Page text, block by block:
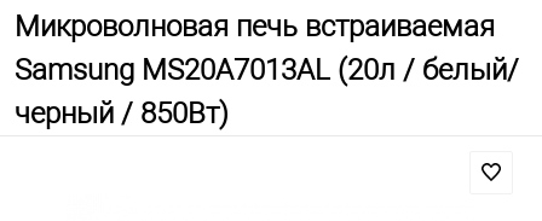
Микроволновая печь встраиваемая
Samsung MS20A7013AL (20л / белый/
черный / 850Вт)